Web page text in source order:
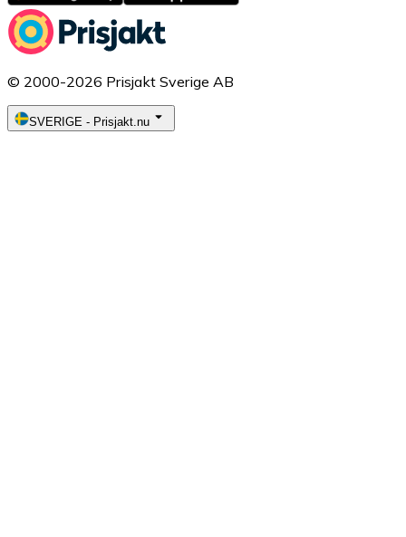
© 2000-2026 Prisjakt Sverige AB
SVERIGE - Prisjakt.nu